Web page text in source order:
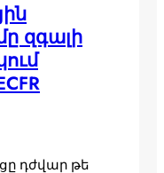
զգալի
դժվար թե